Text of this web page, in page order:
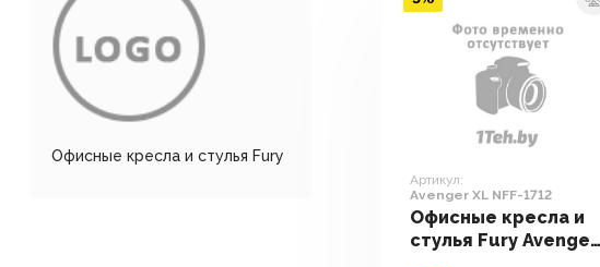
Офисные кресла и стулья Fury
Артикул:
Avenger XL NFF-1712
Офисные кресла и
стулья Fury Avenger